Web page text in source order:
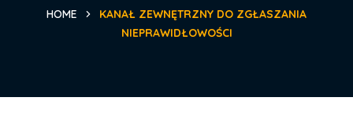
HOME
KANAŁ ZEWNĘTRZNY DO ZGŁASZANIA
NIEPRAWIDŁOWOŚCI